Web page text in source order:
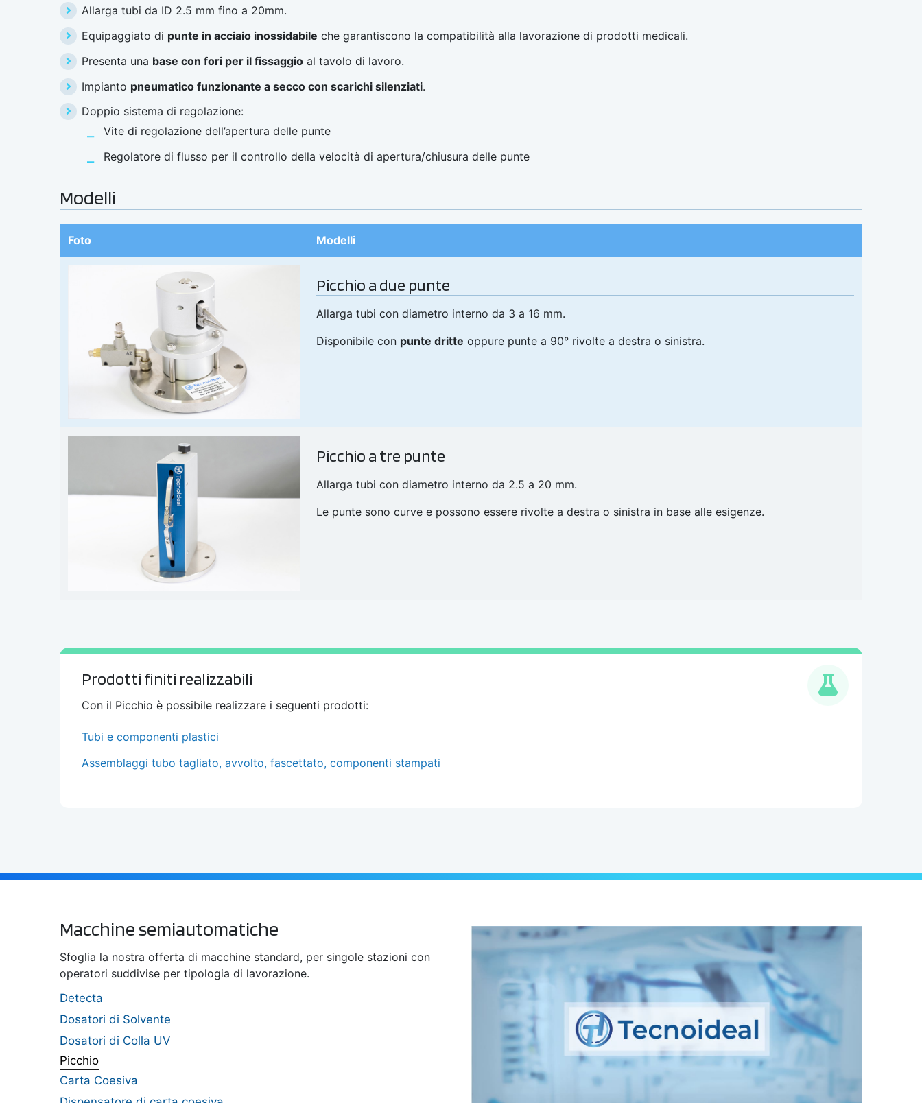
Allarga tubi da ID 2.5 mm fino a 20mm.
Equipaggiato di punte in acciaio inossidabile che garantiscono la compatibilità alla lavorazione di prodotti medicali.
Presenta una base con fori per il fissaggio al tavolo di lavoro.
Impianto pneumatico funzionante a secco con scarichi silenziati.
Doppio sistema di regolazione:
Vite di regolazione dell’apertura delle punte
Regolatore di flusso per il controllo della velocità di apertura/chiusura delle punte
Modelli
Foto Modelli
Picchio a due punte
Allarga tubi con diametro interno da 3 a 16 mm.
Disponibile con punte dritte oppure punte a 90° rivolte a destra o sinistra.
Picchio a tre punte
Allarga tubi con diametro interno da 2.5 a 20 mm.
Le punte sono curve e possono essere rivolte a destra o sinistra in base alle esigenze.
Prodotti finiti realizzabili
Con il Picchio è possibile realizzare i seguenti prodotti:
Tubi e componenti plastici
Assemblaggi tubo tagliato, avvolto, fascettato, componenti stampati
Macchine semiautomatiche
Sfoglia la nostra offerta di macchine standard, per singole stazioni con
operatori suddivise per tipologia di lavorazione.
Detecta
Dosatori di Solvente
Dosatori di Colla UV
Picchio
Carta Coesiva